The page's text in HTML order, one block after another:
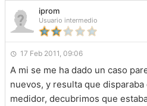
iprom
Usuario intermedio
17 Feb 2011, 09:06
A mi se me ha dado un caso
nuevos, y resulta que
medidor, decubrimos que